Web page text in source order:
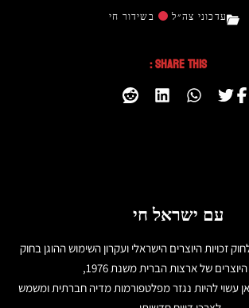
עדכוני צה״ל בשידור חי
Share This :
עם ישראל חי
לסעיף 27א לחוק זכויות היוצרים הישראלי ועקרון השימוש ההוגן בחוק
היוצרים של ארצות הברית משנת 1976,
עשוי להיות נגזר מפלטפורמות מדיה חברתית ומשמש